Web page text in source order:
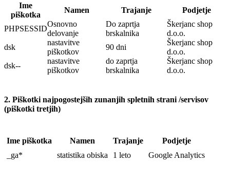
Ime
piškotka
Namen Trajanje Podjetje
PHPSESSID
Osnovno
delovanje
Do zaprtja
brskalnika
Škerjanc shop
d.o.o.
dsk
nastavitve
piškotkov
90 dni
Škerjanc shop
d.o.o.
dsk--
nastavitve
piškotkov
do zaprtja
brskalnika
Škerjanc shop
d.o.o.
2. Piškotki najpogostejših zunanjih spletnih strani /servisov
(piškotki tretjih)
Ime piškotka Namen Trajanje
Podjetje
_ga*
statistika obiska 1 leto Google Analytics